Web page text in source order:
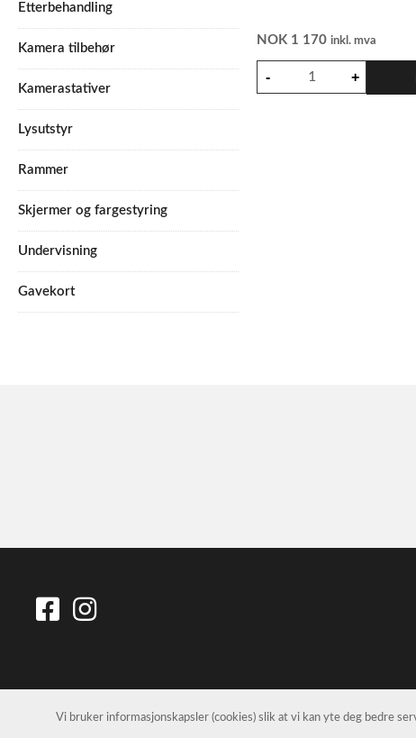
Etterbehandling
Kamera tilbehør
Kamerastativer
Lysutstyr
Rammer
Skjermer og fargestyring
Undervisning
Gavekort
NOK 1 170 inkl. mva
Vi bruker informasjonskapsler (cookies) slik at vi kan yte deg bedre